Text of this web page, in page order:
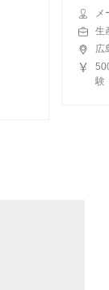
メ
生
広
験